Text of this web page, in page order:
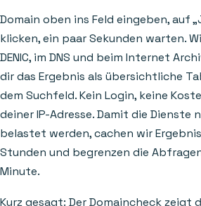
Domain oben ins Feld eingeben, auf
klicken, ein paar Sekunden warten.
DENIC, im DNS und beim Internet
dir das Ergebnis als übersichtliche
dem Suchfeld. Kein Login, keine
deiner IP-Adresse. Damit die Dienste
belastet werden, cachen wir
Stunden und begrenzen die
Minute.
Kurz gesagt: Der Domaincheck zeigt